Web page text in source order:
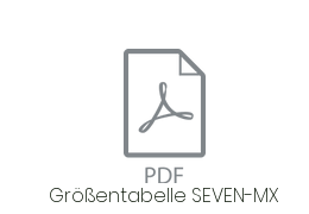
Größentabelle SEVEN-MX